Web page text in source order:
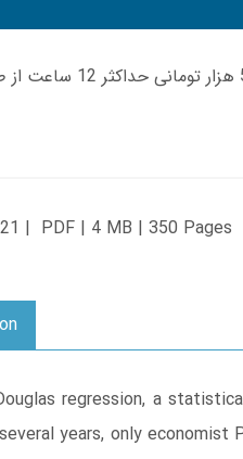
زمان تحویل کتاب های 600 هزار تومانی دانلود فوری از حساب
| PDF | 4 MB | 350 Pages
regression, a
years, only